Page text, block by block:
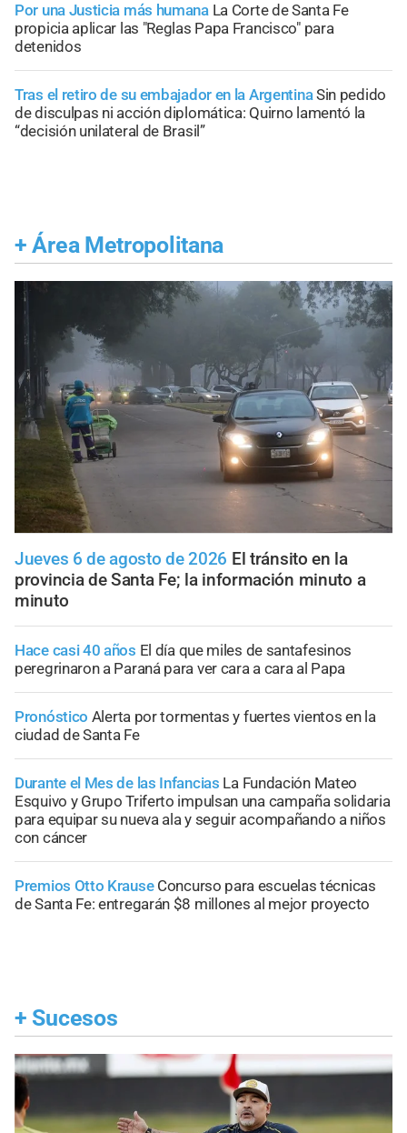
Por una Justicia más humana La Corte de Santa Fe
propicia aplicar las "Reglas Papa Francisco" para
detenidos
Tras el retiro de su embajador en la ArgentinaSin pedido
de disculpas ni acción diplomática: Quirno lamentó la
“decisión unilateral de Brasil”
+ Área Metropolitana
Jueves 6 de agosto de 2026 El tránsito en la
provincia de Santa Fe; la información minuto a
minuto
Hace casi 40 años El día que miles de santafesinos
peregrinaron a Paraná para ver cara a cara al Papa
Pronóstico Alerta por tormentas y fuertes vientos en la
ciudad de Santa Fe
Durante el Mes de las Infancias La Fundación Mateo
Esquivo y Grupo Triferto impulsan una campaña solidaria
para equipar su nueva ala y seguir acompañando a niños
con cáncer
Premios Otto Krause Concurso para escuelas técnicas
de Santa Fe: entregarán $8 millones al mejor proyecto
+ Sucesos